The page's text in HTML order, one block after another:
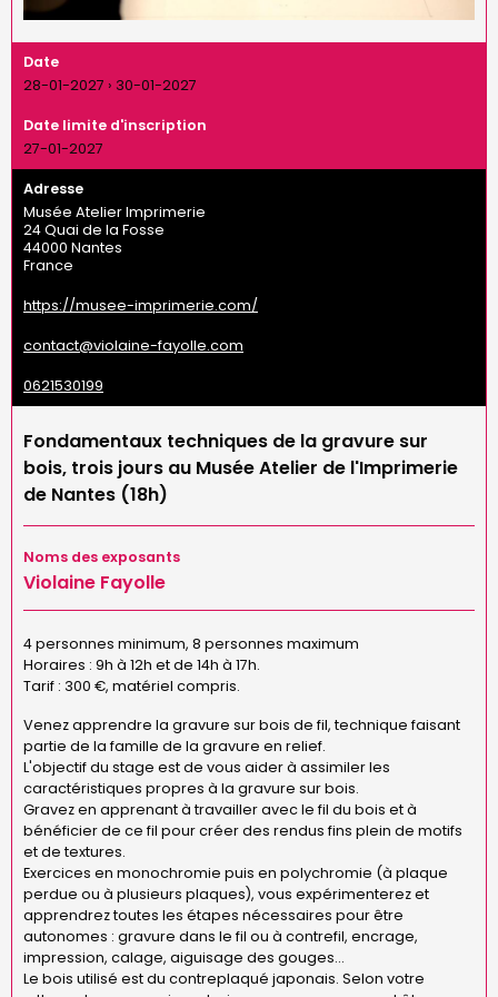
Fondamentaux techniques de la gravure sur
bois, trois jours au Musée Atelier de l'Imprimerie
de Nantes (18h)
Noms des exposants
Violaine Fayolle
4 personnes minimum, 8 personnes maximum
Horaires : 9h à 12h et de 14h à 17h.
Tarif : 300 €, matériel compris.
Venez apprendre la gravure sur bois de fil, technique faisant
partie de la famille de la gravure en relief.
L'objectif du stage est de vous aider à assimiler les
caractéristiques propres à la gravure sur bois.
Gravez en apprenant à travailler avec le fil du bois et à
bénéficier de ce fil pour créer des rendus fins plein de motifs
et de textures.
Exercices en monochromie puis en polychromie (à plaque
perdue ou à plusieurs plaques), vous expérimenterez et
apprendrez toutes les étapes nécessaires pour être
autonomes : gravure dans le fil ou à contrefil, encrage,
impression, calage, aiguisage des gouges...
Le bois utilisé est du contreplaqué japonais. Selon votre
Date
28-01-2027 › 30-01-2027
Date limite d'inscription
27-01-2027
Adresse
Musée Atelier Imprimerie
24 Quai de la Fosse
44000 Nantes
France
https://musee-imprimerie.com/
contact@violaine-fayolle.com
0621530199